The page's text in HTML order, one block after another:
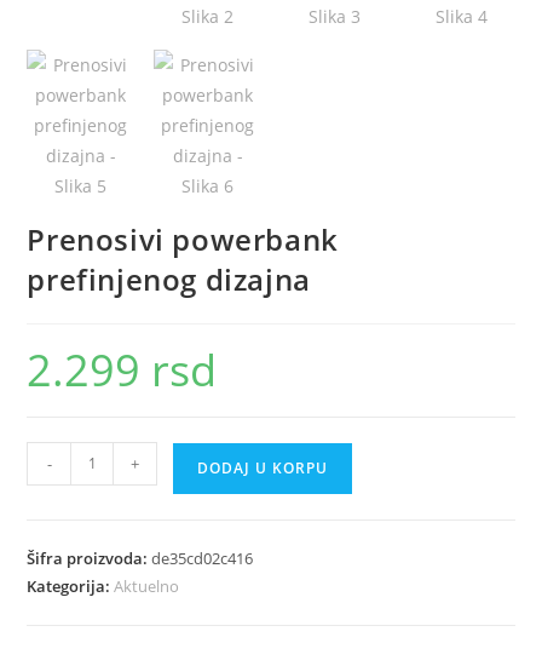
Prenosivi powerbank
prefinjenog dizajna
2.299 rsd
Prenosivi
powerbank
dizajna
količina
- + DODAJ U KORPU
Šifra proizvoda:de35cd02c416
Kategorija:Aktuelno